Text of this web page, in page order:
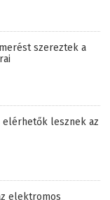
szereztek a
elérhetők lesznek az
elektromos